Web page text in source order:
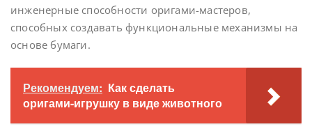
инженерные способности оригами-мастеров,
способных создавать функциональные механизмы на
основе бумаги.
Рекомендуем: Как сделать
оригами-игрушку в виде животного